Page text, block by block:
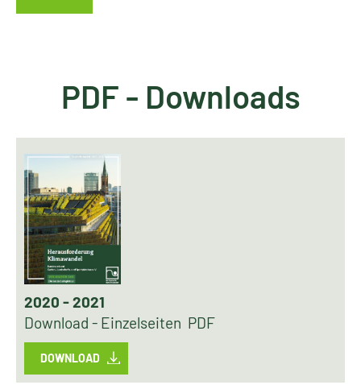
PDF - Downloads
2020 - 2021
Download - Einzelseiten PDF
DOWNLOAD